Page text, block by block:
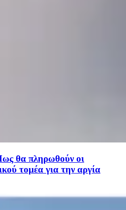
θα πληρωθούν οι
τομέα για την αργία